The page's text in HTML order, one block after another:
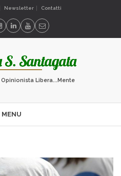
Newsletter Contatti
Libera...Mente
MENU